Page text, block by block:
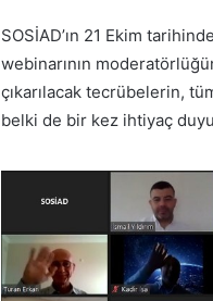
SOSİAD’ın 21 Ekim
webinarının
çıkarılacak tecrübelerin,
belki de bir kez ihtiyaç